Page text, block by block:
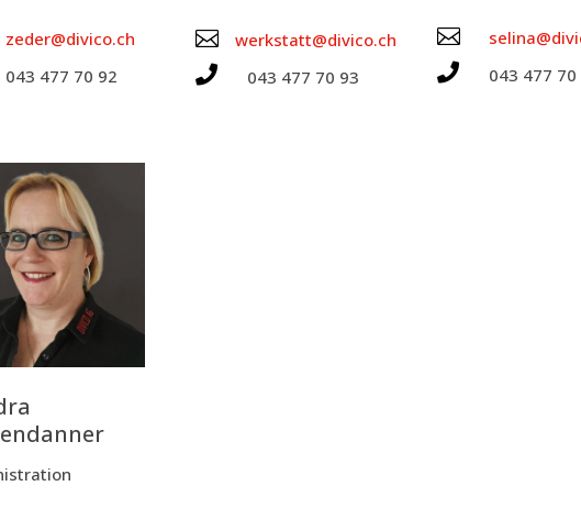
zeder@divico.ch
043 477 70 92
 werkstatt@divico.ch
 043 477 70 93

 043 477 70